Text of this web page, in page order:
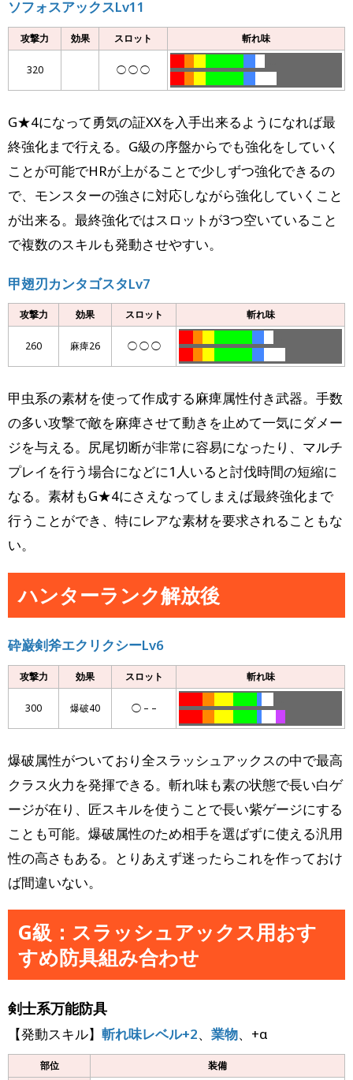
ソフォスアックスLv11
攻撃力 効果 スロット 斬れ味
320 ◯ ◯ ◯
G★4になって勇気の証XXを入手出来るようになれば最
終強化まで行える。G級の序盤からでも強化をしていく
ことが可能でHRが上がることで少しずつ強化できるの
で、モンスターの強さに対応しながら強化していくこと
が出来る。最終強化ではスロットが3つ空いていること
で複数のスキルも発動させやすい。
甲翅刃カンタゴスタLv7
攻撃力 効果 スロット 斬れ味
260 麻痺26 ◯ ◯ ◯
甲虫系の素材を使って作成する麻痺属性付き武器。手数
の多い攻撃で敵を麻痺させて動きを止めて一気にダメー
ジを与える。尻尾切断が非常に容易になったり、マルチ
プレイを行う場合になどに1人いると討伐時間の短縮に
なる。素材もG★4にさえなってしまえば最終強化まで
行うことができ、特にレアな素材を要求されることもな
い。
ハンターランク解放後
砕巌剣斧エクリクシーLv6
攻撃力 効果 スロット 斬れ味
300 爆破40 ◯ – –
爆破属性がついており全スラッシュアックスの中で最高
クラス火力を発揮できる。斬れ味も素の状態で長い白ゲ
ージが在り、匠スキルを使うことで長い紫ゲージにする
ことも可能。爆破属性のため相手を選ばずに使える汎用
性の高さもある。とりあえず迷ったらこれを作っておけ
ば間違いない。
G級：スラッシュアックス用おす
すめ防具組み合わせ
剣士系万能防具
【発動スキル】 斬れ味レベル+2、 業物、+α
部位
装備